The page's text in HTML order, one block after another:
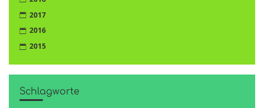
2017
2016
2015
Schlagworte